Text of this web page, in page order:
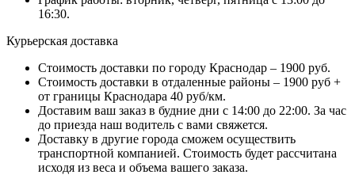
16:30.
Курьерская доставка
Стоимость доставки по городу Краснодар – 1900 руб.
Стоимость доставки в отдаленные районы – 1900 руб +
от границы Краснодара 40 руб/км.
Доставим ваш заказ в будние дни с 14:00 до 22:00. За час
до приезда наш водитель с вами свяжется.
Доставку в другие города сможем осуществить
транспортной компанией. Стоимость будет рассчитана
исходя из веса и объема вашего заказа.